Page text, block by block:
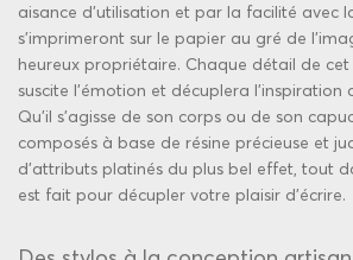
aisance d’utilisation et par la facilité avec
s’imprimeront sur le papier au gré de
heureux propriétaire. Chaque détail de cet
suscite l’émotion et décuplera l’inspiration
Qu’il s’agisse de son corps ou de son
composés à base de résine précieuse et
d’attributs platinés du plus bel effet, tout
est fait pour décupler votre plaisir d’écrire.